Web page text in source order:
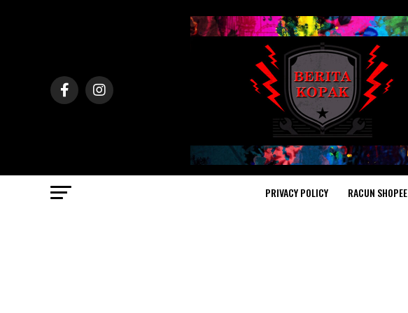
PRIVACY POLICY RACUN SHOPEE